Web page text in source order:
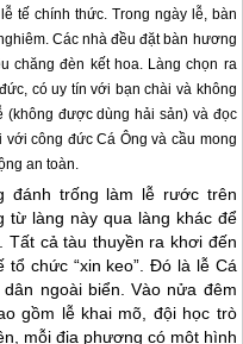
tế chính thức. Trong ngày lễ, bàn
Các nhà đều đặt bàn hương
chăng đèn kết hoa. Làng chọn ra
có uy tín với bạn chài và không
(không được dùng hải sản) và đọc
công đức Cá Ông và cầu mong
an toàn.
đánh trống làm lễ rước trên
từ làng này qua làng khác để
Tất cả tàu thuyền ra khơi đến
chức “xin keo”. Đó là lễ Cá
ngoài biển. Vào nửa đêm
gồm lễ khai mõ, đội học trò
mỗi địa phương có một hình